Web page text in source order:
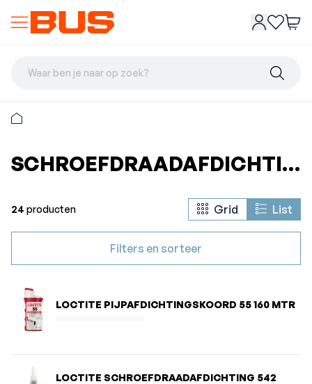
Waar ben je naar op zoek?
SCHROEFDRAADAFDICHTINGEN
24 producten Grid List
Filters en sorteer
LOCTITE PIJPAFDICHTINGSKOORD 55 160 MTR
LOCTITE SCHROEFDRAADAFDICHTING 542